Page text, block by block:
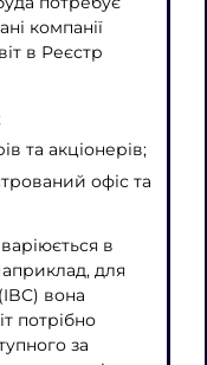
компанії
в Реєстр
та акціонерів;
офіс та
в
для
вона
потрібно
за